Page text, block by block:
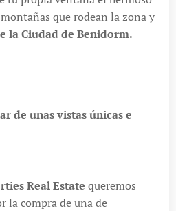
que rodean la zona y
la Ciudad de Benidorm.
de unas vistas únicas e
Real Estate queremos
la compra de una de